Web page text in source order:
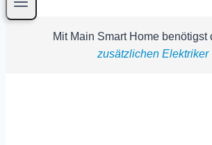
Mit Main Smart Home benötigst
zusätzlichen Elektriker